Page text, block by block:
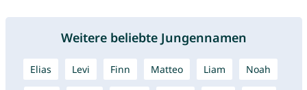
Weitere beliebte Jungennamen
Elias Levi Finn Matteo Liam Noah